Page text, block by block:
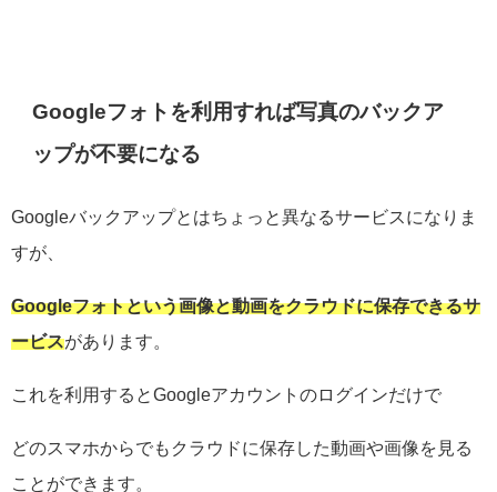
Googleフォトを利用すれば写真のバックア
ップが不要になる
Googleバックアップとはちょっと異なるサービスになりま
すが、
Googleフォトという画像と動画をクラウドに保存できるサ
ービスがあります。
これを利用するとGoogleアカウントのログインだけで
どのスマホからでもクラウドに保存した動画や画像を見る
ことができます。